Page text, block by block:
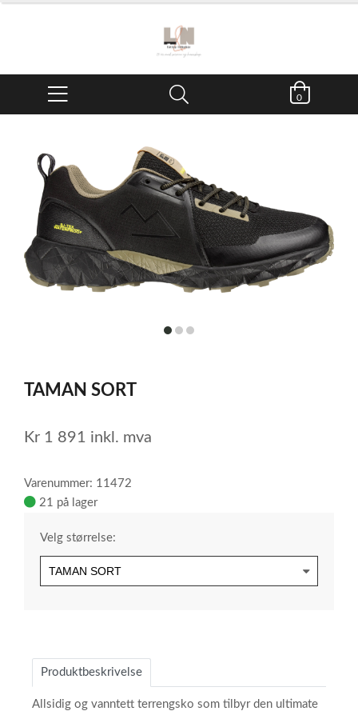
0
itemitemitem
of
TAMAN SORT
Kr 1 891 inkl. mva
Varenummer: 11472
21 på lager
Velg størrelse:
Produktbeskrivelse
Allsidig og vanntett terrengsko som tilbyr den ultimate